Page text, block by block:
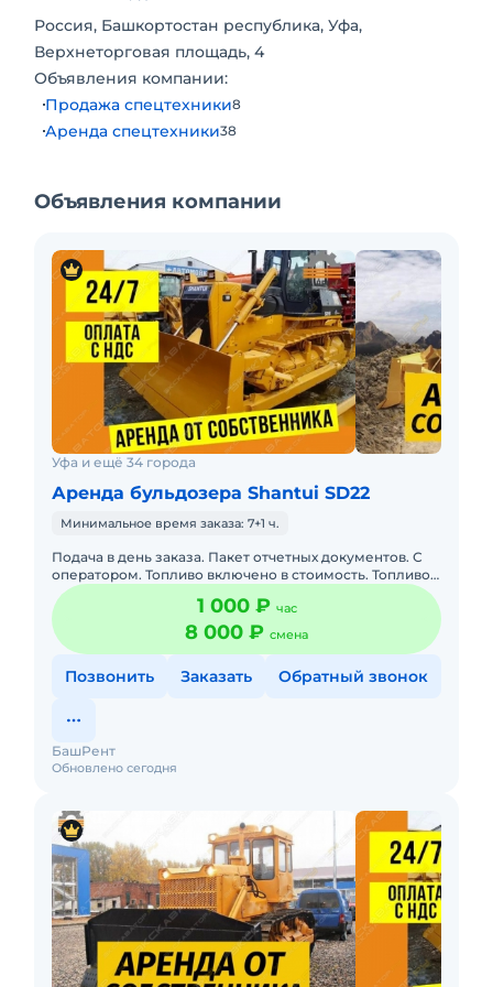
Россия, Башкортостан республика, Уфа,
Верхнеторговая площадь, 4
Объявления компании:
Продажа спецтехники8
Аренда спецтехники38
Объявления компании
Уфа и ещё 34 города
Аренда бульдозера Shantui SD22
Минимальное время заказа: 7+1 ч.
Подача в день заказа. Пакет отчетных документов. С
оператором. Топливо включено в стоимость. Топливо
оплачивается отдельно. Долгосрочная аренда.
Краткосрочная а
1 000 ₽ час
8 000 ₽ смена
Позвонить Заказать Обратный звонок
Обновлено сегодня
БашРент